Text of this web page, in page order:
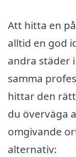
Att hitta en
alltid en god
andra städer
samma
hittar den
du överväga
omgivande
alternativ: